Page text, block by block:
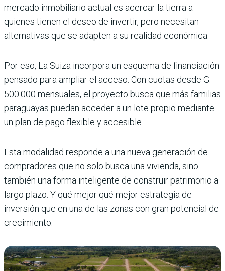
mercado inmobiliario actual es acercar la tierra a
quienes tienen el deseo de invertir, pero necesitan
alternativas que se adapten a su realidad económica.
Por eso, La Suiza incorpora un esquema de financiación
pensado para ampliar el acceso. Con cuotas desde G.
500.000 mensuales, el proyecto busca que más familias
paraguayas puedan acceder a un lote propio mediante
un plan de pago flexible y accesible.
Esta modalidad responde a una nueva generación de
compradores que no solo busca una vivienda, sino
también una forma inteligente de construir patrimonio a
largo plazo. Y qué mejor qué mejor estrategia de
inversión que en una de las zonas con gran potencial de
crecimiento.